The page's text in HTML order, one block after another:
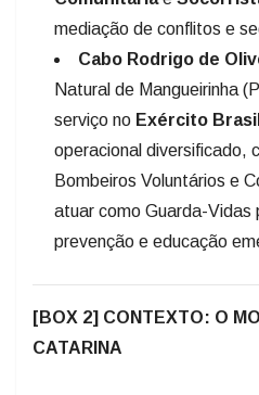
mediação de conflitos e
Cabo Rodrigo de
Natural de Mangueirinha
serviço no Exército
operacional diversificado,
Bombeiros Voluntários e
atuar como Guarda-Vidas
prevenção e educação
[BOX 2] CONTEXTO: O
CATARINA